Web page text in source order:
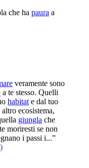
che ha paura a
veramente sono
a te stesso. Quelli
habitat e dal tuo
ecosistema,
giungla che
moriresti se non
i passi i...”